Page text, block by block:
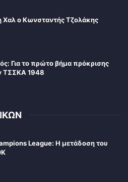
Χαλ ο Κωνσταντής Τζολάκης
Για το πρώτο βήμα πρόκρισης
ΤΣΣΚΑ 1948
League: Η μετάδοση του